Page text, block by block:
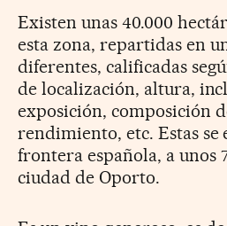
Existen unas 40.000
esta zona, repartidas en
diferentes, calificadas
de localización, altura,
exposición, composición
rendimiento, etc. Estas se
frontera española, a unos
ciudad de Oporto.